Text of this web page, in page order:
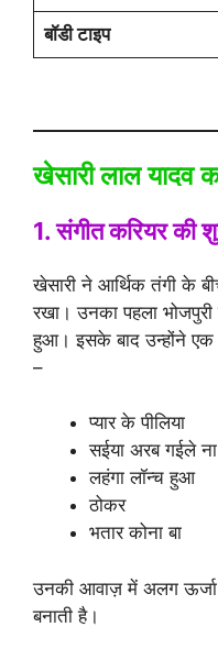
बॉडी टाइप
खेसारी लाल यादव
1. संगीत करियर की
खेसारी ने आर्थिक तंगी के
रखा। उनका पहला भोजपुरी
हुआ। इसके बाद उन्होंने
–
प्यार के पीलिया
सईया अरब गईले ना
लहंगा लॉन्च हुआ
ठोकर
भतार कोना बा
उनकी आवाज़ में अलग ऊर्जा
बनाती है।